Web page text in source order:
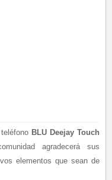
BLU Deejay Touch
agradecerá sus
elementos que sean de